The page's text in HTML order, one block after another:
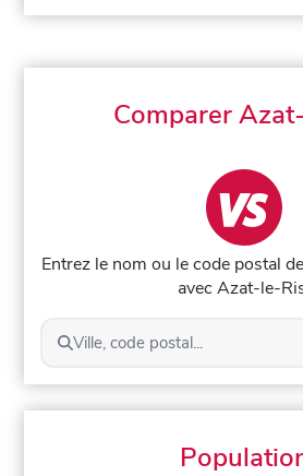
Comparer
Entrez le nom ou le code postal
avec Azat-le-
Ville, code postal...